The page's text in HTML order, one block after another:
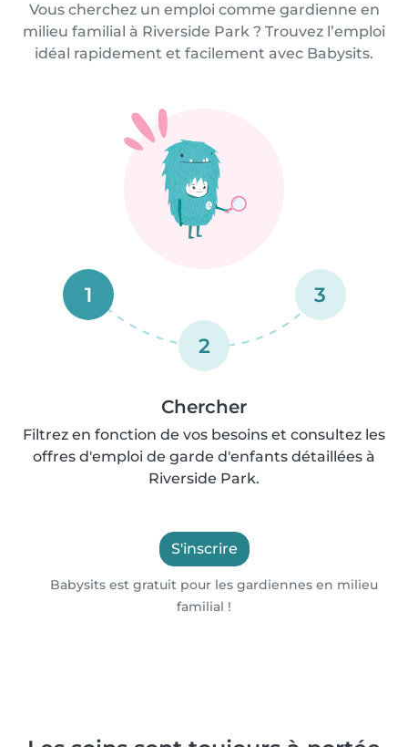
Vous cherchez un emploi comme gardienne en
milieu familial à Riverside Park ? Trouvez l’emploi
idéal rapidement et facilement avec Babysits.
1
2
3
Chercher
Filtrez en fonction de vos besoins et consultez les
offres d'emploi de garde d'enfants détaillées à
Riverside Park.
S'inscrire
Babysits est gratuit pour les gardiennes en milieu
familial !